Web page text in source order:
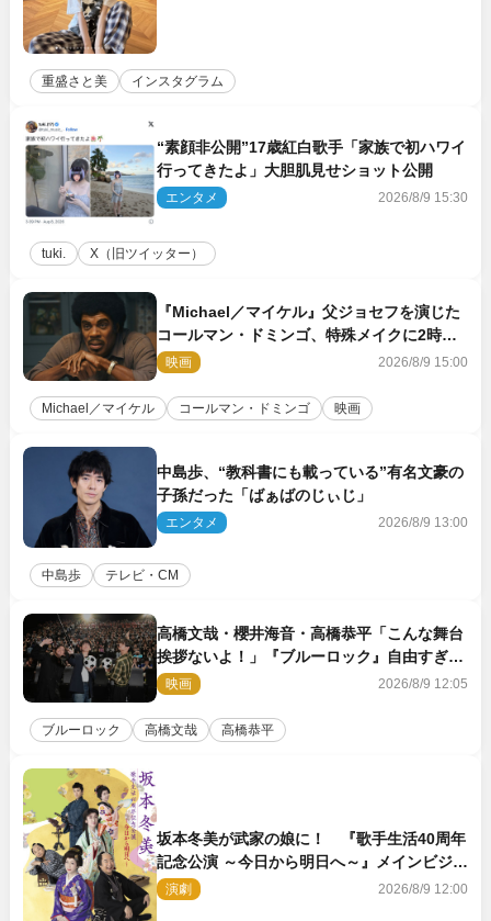
重盛さと美 インスタグラム
“素顔非公開”17歳紅白歌手「家族で初ハワイ
行ってきたよ」大胆肌見せショット公開
エンタメ 2026/8/9 15:30
tuki. X（旧ツイッター）
『Michael／マイケル』父ジョセフを演じた
コールマン・ドミンゴ、特殊メイクに2時間
半かかっていた
映画 2026/8/9 15:00
Michael／マイケル コールマン・ドミンゴ 映画
中島歩、“教科書にも載っている”有名文豪の
子孫だった「ばぁばのじぃじ」
エンタメ 2026/8/9 13:00
中島歩 テレビ・CM
高橋文哉・櫻井海音・高橋恭平「こんな舞台
挨拶ないよ！」『ブルーロック』自由すぎる
イベントレポート
映画 2026/8/9 12:05
ブルーロック 高橋文哉 高橋恭平
坂本冬美が武家の娘に！ 『歌手生活40周年
記念公演 ～今日から明日へ～』メインビジュ
アル公開
演劇 2026/8/9 12:00